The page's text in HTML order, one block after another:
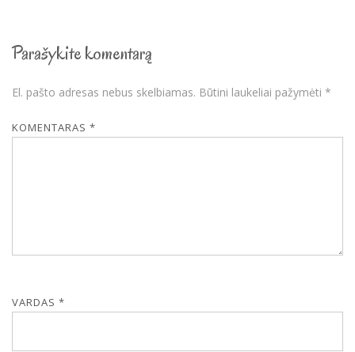
Parašykite komentarą
El. pašto adresas nebus skelbiamas. Būtini laukeliai pažymėti *
KOMENTARAS *
VARDAS *